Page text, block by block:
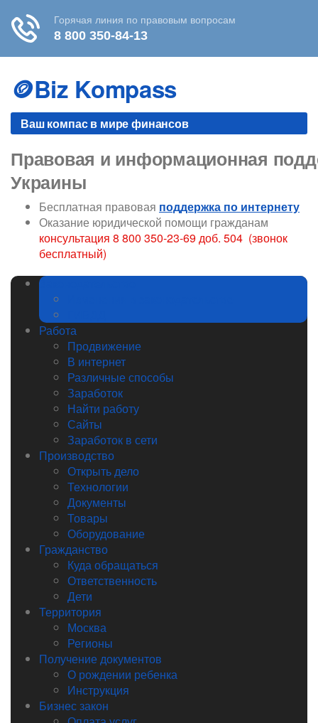
content
🪙Biz Kompass
Ваш компас в мире финансов
Правовая и информационная
Украины
Бесплатная правовая поддержка по интернету
Оказание юридической помощи гражданам
консультация 8 800 350-23-69 доб. 504 (звонок
бесплатный)
Законодательство
Работа
Продвижение
В интернет
Различные способы
Заработок
Найти работу
Сайты
Заработок в сети
Производство
Открыть дело
Технологии
Документы
Товары
Оборудование
Гражданство
Куда обращаться
Ответственность
Дети
Территория
Москва
Регионы
Получение документов
О рождении ребенка
Инструкция
Бизнес закон